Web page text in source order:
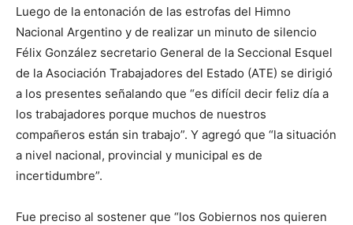
Luego de la entonación de las estrofas del Himno
Nacional Argentino y de realizar un minuto de silencio
Félix González secretario General de la Seccional Esquel
de la Asociación Trabajadores del Estado (ATE) se dirigió
a los presentes señalando que “es difícil decir feliz día a
los trabajadores porque muchos de nuestros
compañeros están sin trabajo”. Y agregó que “la situación
a nivel nacional, provincial y municipal es de
incertidumbre”.
Fue preciso al sostener que “los Gobiernos nos quieren